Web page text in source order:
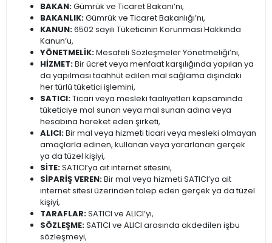
BAKAN:Gümrük ve Ticaret Bakanı’nı,
BAKANLIK:Gümrük ve Ticaret Bakanlığı’nı,
KANUN:6502 sayılı Tüketicinin Korunması Hakkında
Kanun’u,
YÖNETMELİK:Mesafeli Sözleşmeler Yönetmeliği’ni,
HİZMET:Bir ücret veya menfaat karşılığında yapılan ya
da yapılması taahhüt edilen mal sağlama dışındaki
her türlü tüketici işlemini,
SATICI:Ticari veya mesleki faaliyetleri kapsamında
tüketiciye mal sunan veya mal sunan adına veya
hesabına hareket eden şirketi,
ALICI:Bir mal veya hizmeti ticari veya mesleki olmayan
amaçlarla edinen, kullanan veya yararlanan gerçek
ya da tüzel kişiyi,
SİTE:SATICI’ya ait internet sitesini,
SİPARİŞ VEREN:Bir mal veya hizmeti SATICI’ya ait
internet sitesi üzerinden talep eden gerçek ya da tüzel
kişiyi,
TARAFLAR:SATICI ve ALICI’yı,
SÖZLEŞME:SATICI ve ALICI arasında akdedilen işbu
sözleşmeyi,